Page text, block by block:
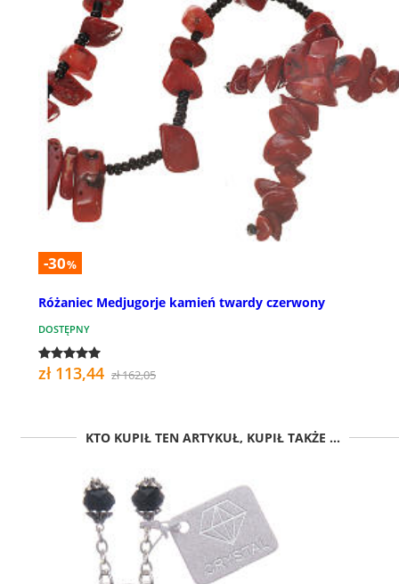
-30%
Różaniec Medjugorje kamień twardy czerwony
DOSTĘPNY
zł 113,44 zł 162,05
KTO KUPIŁ TEN ARTYKUŁ, KUPIŁ TAKŻE ...